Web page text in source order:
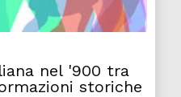
nel '900 tra
storiche